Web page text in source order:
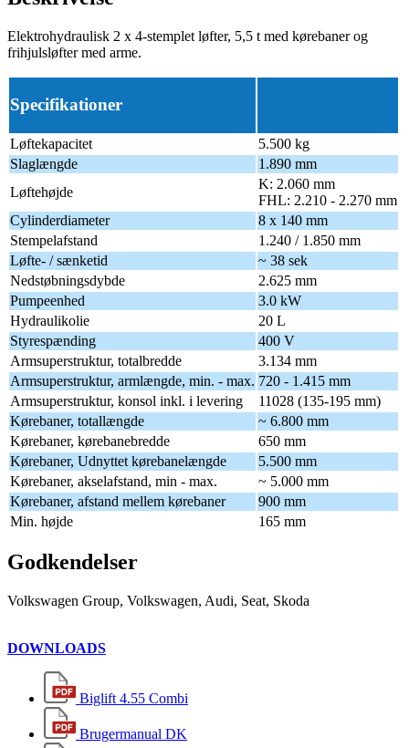
Elektrohydraulisk 2 x 4-stemplet løfter, 5,5 t med kørebaner og
frihjulsløfter med arme.
Specifikationer
Løftekapacitet
5.500 kg
Slaglængde
1.890 mm
Løftehøjde
K: 2.060 mm
FHL: 2.210 - 2.270 mm
Cylinderdiameter
8 x 140 mm
Stempelafstand
1.240 / 1.850 mm
Løfte- / sænketid
~ 38 sek
Nedstøbningsdybde
2.625 mm
Pumpeenhed
3.0 kW
Hydraulikolie
20 L
Styrespænding
400 V
Armsuperstruktur, totalbredde
3.134 mm
Armsuperstruktur, armlængde, min. - max. 720 - 1.415 mm
Armsuperstruktur, konsol inkl. i levering
11028 (135-195 mm)
Kørebaner, totallængde
~ 6.800 mm
Kørebaner, kørebanebredde
650 mm
Kørebaner, Udnyttet kørebanelængde
5.500 mm
Kørebaner, akselafstand, min - max.
~ 5.000 mm
Kørebaner, afstand mellem kørebaner
900 mm
Min. højde
165 mm
Godkendelser
Volkswagen Group, Volkswagen, Audi, Seat, Skoda
DOWNLOADS
Biglift 4.55 Combi
Brugermanual DK